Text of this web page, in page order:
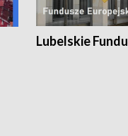
Lubelskie